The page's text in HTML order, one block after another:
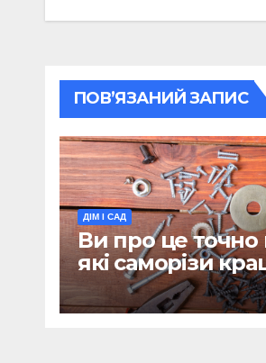
ПОВ’ЯЗАНИЙ ЗАПИС
ДІМ І САД
Ви про це
які саморізи
чи чорні?